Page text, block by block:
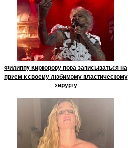
Филиппу Киркорову пора записываться на
прием к своему любимому пластическому
хирургу